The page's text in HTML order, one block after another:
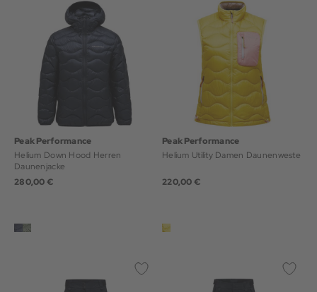
Peak Performance
Helium Down Hood Herren
Daunenjacke
280,00 €
Peak Performance
Helium Utility Damen Daunenweste
220,00 €